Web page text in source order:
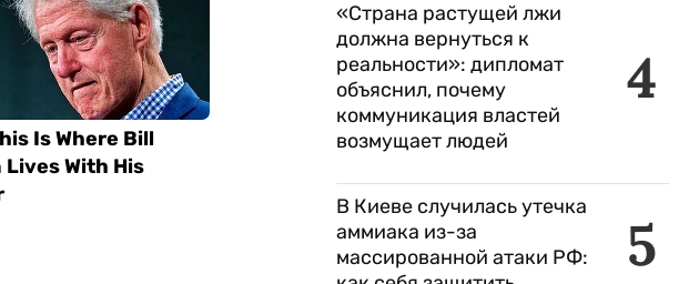
4
«Страна растущей лжи
должна вернуться к
реальности»: дипломат
объяснил, почему
коммуникация властей
возмущает людей
5
В Киеве случилась утечка
аммиака из-за
массированной атаки РФ: